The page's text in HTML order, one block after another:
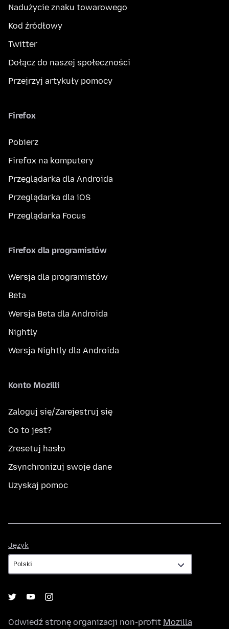
Nadużycie znaku towarowego
Kod źródłowy
Twitter
Dołącz do naszej społeczności
Przejrzyj artykuły pomocy
Firefox
Pobierz
Firefox na komputery
Przeglądarka dla Androida
Przeglądarka dla iOS
Przeglądarka Focus
Firefox dla programistów
Wersja dla programistów
Beta
Wersja Beta dla Androida
Nightly
Wersja Nightly dla Androida
Konto Mozilli
Zaloguj się/Zarejestruj się
Co to jest?
Zresetuj hasło
Zsynchronizuj swoje dane
Uzyskaj pomoc
Język
Odwiedź stronę organizacji non-profit Mozilla